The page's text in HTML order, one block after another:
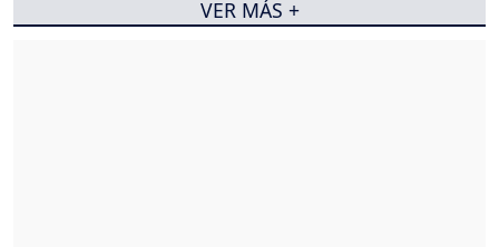
VER MÁS +